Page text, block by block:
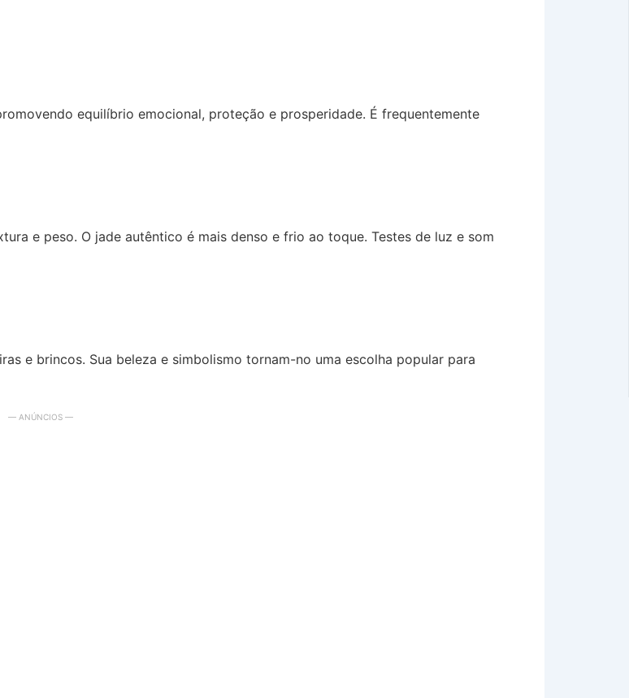
equilíbrio emocional, proteção e prosperidade. É frequentemente
e peso. O jade autêntico é mais denso e frio ao toque. Testes de luz e som
e brincos. Sua beleza e simbolismo tornam-no uma escolha popular para
— ANÚNCIOS —